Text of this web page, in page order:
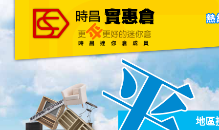
主頁 關於我們 聯絡我們
地區